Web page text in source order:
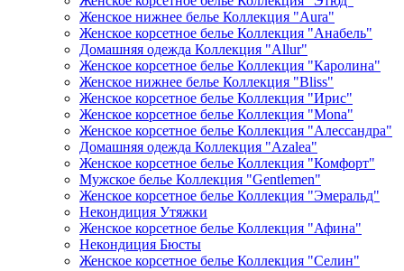
Женское нижнее белье Коллекция "Aura"
Женское корсетное белье Коллекция "Анабель"
Домашняя одежда Коллекция "Allur"
Женское корсетное белье Коллекция "Каролина"
Женское нижнее белье Коллекция "Bliss"
Женское корсетное белье Коллекция "Ирис"
Женское корсетное белье Коллекция "Mona"
Женское корсетное белье Коллекция "Алессандра"
Домашняя одежда Коллекция "Azalea"
Женское корсетное белье Коллекция "Комфорт"
Мужское белье Коллекция "Gentlemen"
Женское корсетное белье Коллекция "Эмеральд"
Некондиция Утяжки
Женское корсетное белье Коллекция "Афина"
Некондиция Бюсты
Женское корсетное белье Коллекция "Селин"